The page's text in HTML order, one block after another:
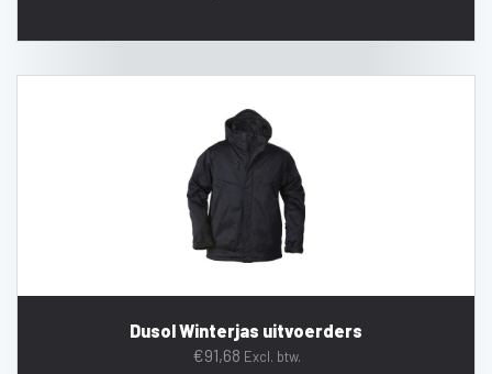
Dusol Winterjas uitvoerders
€91,68 Excl. btw.